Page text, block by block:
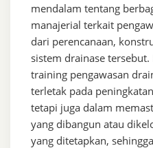
mendalam tentang
manajerial terkait
dari perencanaan,
sistem drainase
training pengawasan
terletak pada
tetapi juga dalam
yang dibangun atau
yang ditetapkan,